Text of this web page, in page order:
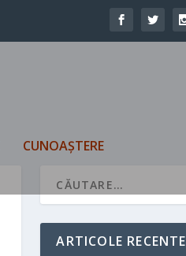
CUNOAȘTERE
ARTICOLE RECENTE